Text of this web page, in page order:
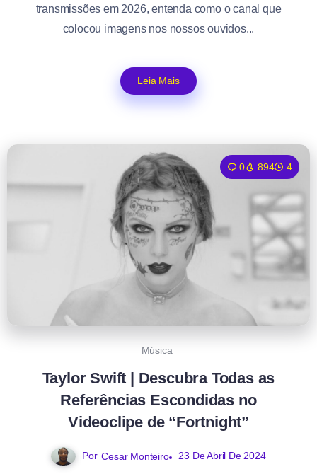
transmissões em 2026, entenda como o canal que
colocou imagens nos nossos ouvidos...
Leia Mais
0 894 4
Música
Taylor Swift | Descubra Todas as
Referências Escondidas no
Videoclipe de “Fortnight”
Por Cesar Monteiro 23 De Abril De 2024